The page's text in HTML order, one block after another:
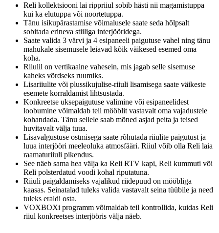
Reli kollektsiooni lai rippriiul sobib hästi nii magamistuppa
kui ka elutuppa või noortetuppa.
Tänu isikupärastamise võimalusele saate seda hõlpsalt
sobitada erineva stiiliga interjööridega.
Saate valida 3 värvi ja 4 esipaneeli paigutuse vahel ning tänu
mahukale sisemusele leiavad kõik väikesed esemed oma
koha.
Riiulil on vertikaalne vahesein, mis jagab selle sisemuse
kaheks võrdseks ruumiks.
Lisariiulite või plussikujulise-riiuli lisamisega saate väikeste
esemete korraldamist lihtsustada.
Konkreetse uksepaigutuse valimine või esipaneelidest
loobumine võimaldab teil mööblit vastavalt oma vajadustele
kohandada. Tänu sellele saab mõned asjad peita ja teised
huvitavalt välja tuua.
Lisavalgustuse ostmisega saate rõhutada riiulite paigutust ja
luua interjööri meeleoluka atmosfääri. Riiul võib olla Reli laia
raamaturiiuli pikendus.
See näeb sama hea välja ka Reli RTV kapi, Reli kummuti või
Reli polsterdatud voodi kohal riputatuna.
Riiuli paigaldamiseks vajalikud riidepuud on mööbliga
kaasas. Seinatalad tuleks valida vastavalt seina tüübile ja need
tuleks eraldi osta.
VOXBOXi programm võimaldab teil kontrollida, kuidas Reli
riiul konkreetses interjööris välja näeb.